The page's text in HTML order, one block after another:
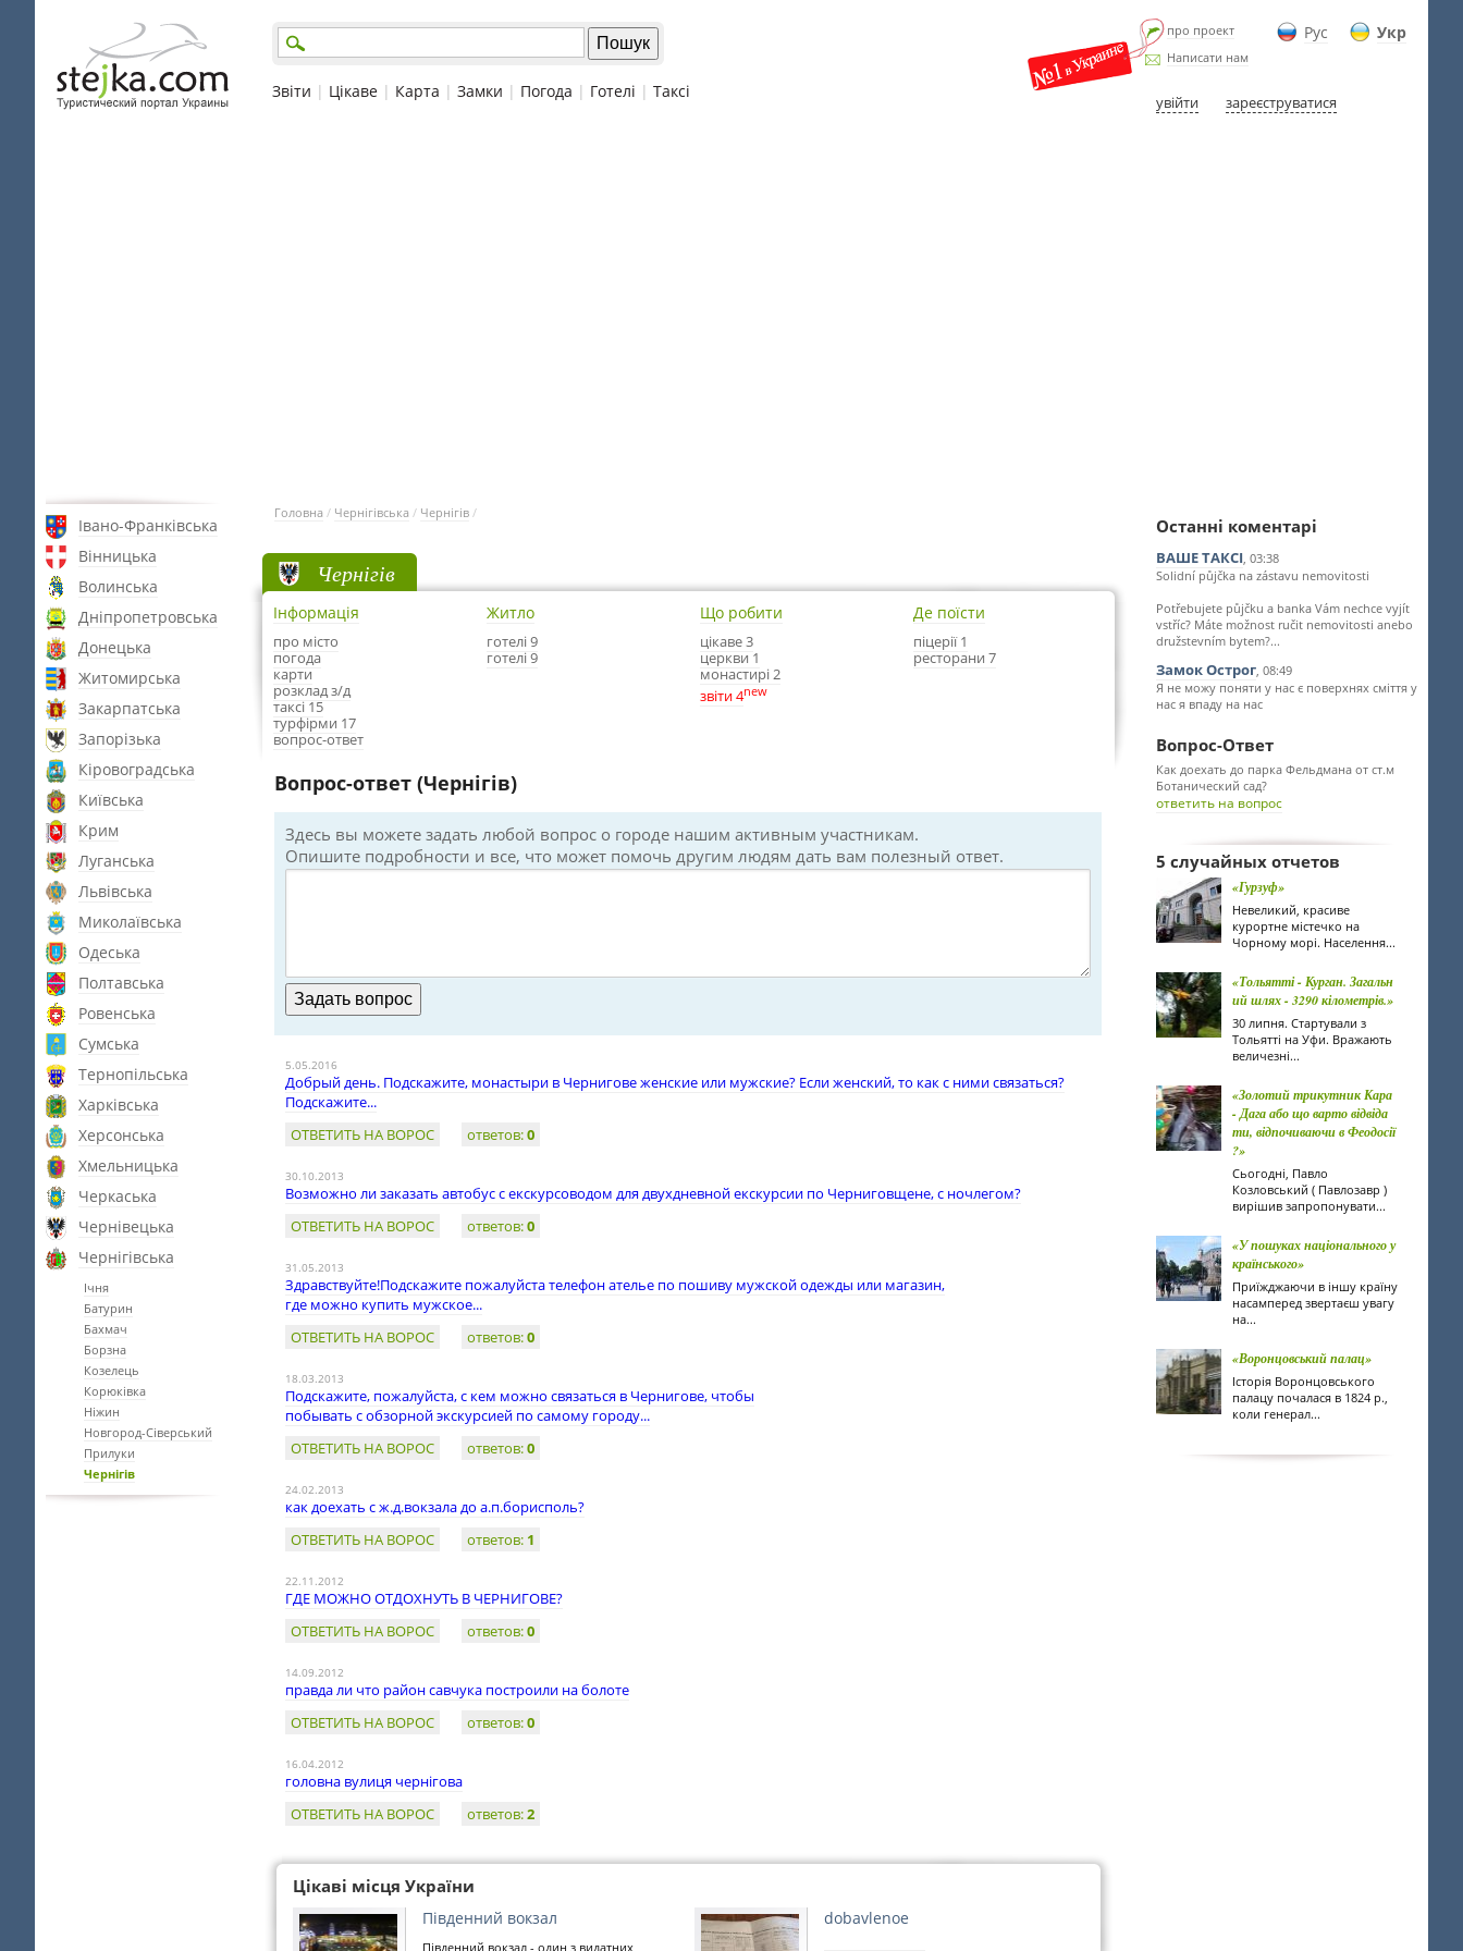
Рус Укр
про проект
Написати нам
увійти зареєструватися
Звіти | Цікаве | Карта | Замки | Погода | Готелі | Таксі
Івано-Франківська
Вінницька
Волинська
Дніпропетровська
Донецька
Житомирська
Закарпатська
Запорізька
Кіровоградська
Київська
Крим
Луганська
Львівська
Миколаївська
Одеська
Полтавська
Ровенська
Сумська
Тернопільська
Харківська
Херсонська
Хмельницька
Черкаська
Чернівецька
Чернігівська
Ічня
Батурин
Бахмач
Борзна
Козелець
Корюківка
Ніжин
Новгород-Сіверський
Прилуки
Чернігів
Головна / Чернігівська / Чернігів /
Чернігів
Інформація
про місто
погода
карти
розклад з/д
таксі 15
турфірми 17
вопрос-ответ
Житло
готелі 9
готелі 9
Що робити
цікаве 3
церкви 1
монастирі 2
звіти 4new
Де поїсти
піцерії 1
ресторани 7
Вопрос-ответ (Чернігів)
Здесь вы можете задать любой вопрос о городе нашим активным участникам.
Опишите подробности и все, что может помочь другим людям дать вам полезный ответ.
5.05.2016
Добрый день. Подскажите, монастыри в Чернигове женские или мужские? Если женский, то как с ними связаться?
Подскажите...
ОТВЕТИТЬ НА ВОРОС
ответов:0
30.10.2013
Возможно ли заказать автобус с екскурсоводом для двухдневной екскурсии по Черниговщене, с ночлегом?
ОТВЕТИТЬ НА ВОРОС
ответов:0
31.05.2013
Здравствуйте!Подскажите пожалуйста телефон ателье по пошиву мужской одежды или магазин,
где можно купить мужское...
ОТВЕТИТЬ НА ВОРОС
ответов:0
18.03.2013
Подскажите, пожалуйста, с кем можно связаться в Чернигове, чтобы
побывать с обзорной экскурсией по самому городу...
ОТВЕТИТЬ НА ВОРОС
ответов:0
24.02.2013
как доехать с ж.д.вокзала до а.п.борисполь?
ОТВЕТИТЬ НА ВОРОС
ответов: 1
22.11.2012
ГДЕ МОЖНО ОТДОХНУТЬ В ЧЕРНИГОВЕ?
ОТВЕТИТЬ НА ВОРОС
ответов:0
14.09.2012
правда ли что район савчука построили на болоте
ОТВЕТИТЬ НА ВОРОС
ответов:0
16.04.2012
головна вулиця чернігова
ОТВЕТИТЬ НА ВОРОС
ответов:2
Цікаві місця України
Південний вокзал
Південний вокзал - один з видатних
dobavlenoe
Останні коментарі
ВАШЕ ТАКСІ, 03:38
Solidní půjčka na zástavu nemovitosti
Potřebujete půjčku a banka Vám nechce vyjít
vstříc? Máte možnost ručit nemovitosti anebo
družstevním bytem?...
Замок Острог, 08:49
Я не можу поняти у нас є поверхнях сміття у
нас я впаду на нас
Вопрос-Ответ
Как доехать до парка Фельдмана от ст.м
Ботанический сад?
ответить на вопрос
5 случайных отчетов
«Гурзуф»
Невеликий, красиве
курортне містечко на
Чорному морі. Населення...
«Тольятті - Курган. Загальн
ий шлях - 3290 кілометрів.»
30 липня. Стартували з
Тольятті на Уфи. Вражають
величезні...
«Золотий трикутник Кара
- Дага або що варто відвіда
ти, відпочиваючи в Феодосії
?»
Сьогодні, Павло
Козловський ( Павлозавр )
вирішив запропонувати...
«У пошуках національного у
країнського»
Приїжджаючи в іншу країну
насамперед звертаєш увагу
на...
«Воронцовський палац»
Історія Воронцовського
палацу почалася в 1824 р.,
коли генерал...